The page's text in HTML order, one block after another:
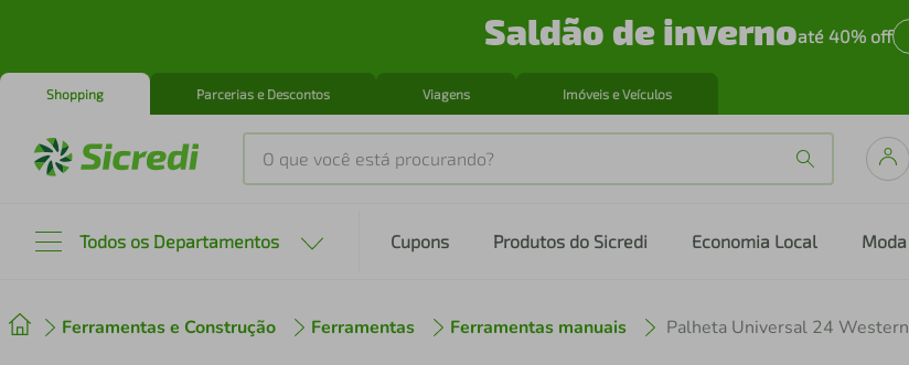
Saldão de invernoaté 40% off
Shopping Parcerias e Descontos Viagens Imóveis e Veículos
O que você está procurando?
Todos os Departamentos Cupons Produtos do Sicredi Economia Local Moda
Ferramentas e Construção Ferramentas Ferramentas manuais Palheta Universal 24 Western
2º cafeteira